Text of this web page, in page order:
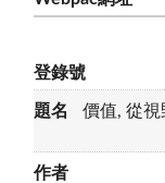
價值, 從